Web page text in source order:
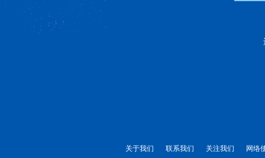
关于我们 联系我们 关注我们 网络